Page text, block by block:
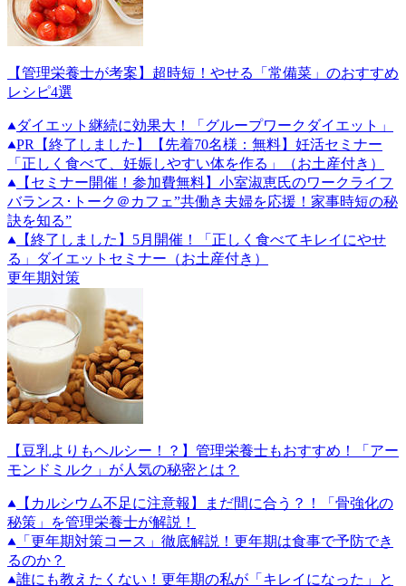
【管理栄養士が考案】超時短！やせる「常備菜」のおすすめ
レシピ4選
ダイエット継続に効果大！「グループワークダイエット」
PR
【終了しました】【先着70名様：無料】妊活セミナー
「正しく食べて、妊娠しやすい体を作る」（お土産付き）
【セミナー開催！参加費無料】小室淑恵氏のワークライフ
バランス･トーク＠カフェ”共働き夫婦を応援！家事時短の秘
訣を知る”
【終了しました】5月開催！「正しく食べてキレイにやせ
る」ダイエットセミナー（お土産付き）
更年期対策
【豆乳よりもヘルシー！？】管理栄養士もおすすめ！「アー
モンドミルク」が人気の秘密とは？
【カルシウム不足に注意報】まだ間に合う？！「骨強化の
秘策」を管理栄養士が解説！
「更年期対策コース」徹底解説！更年期は食事で予防でき
るのか？
誰にも教えたくない！更年期の私が「キレイになった」と